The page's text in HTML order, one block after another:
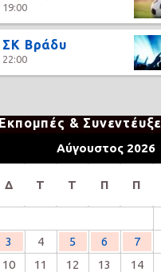
19:00
ΣΚ Βράδυ
22:00
Εκπομπές &
Αύγουστος 2026
Δ Τ Τ Π Π
3
4 5 6 7
10
11 12 13 14